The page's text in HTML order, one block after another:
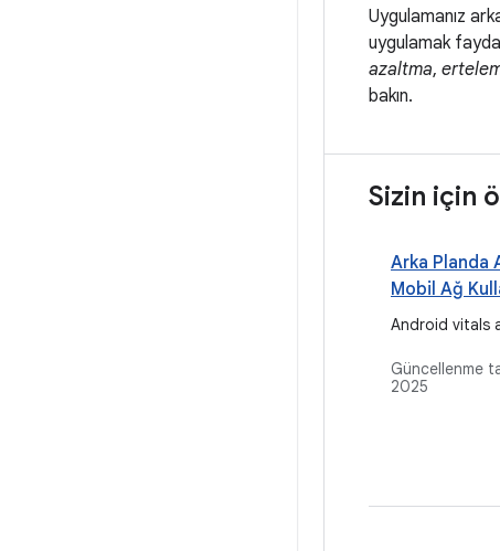
Uygulamanız
uygulamak
azaltma,
bakın.
Sizin için
Arka Planda
Mobil Ağ
Android vitals
Güncellenme
2025